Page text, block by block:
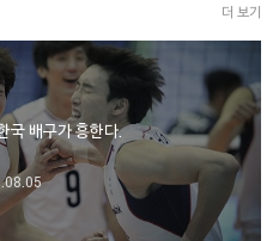
더 보기
국 배구가 흥한다.